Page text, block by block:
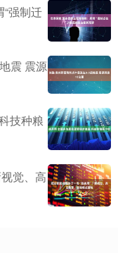
强制迁
震 震源
技种粮
觉、高